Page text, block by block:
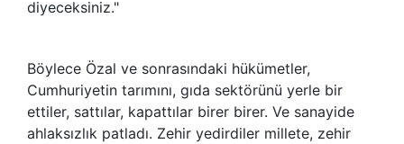
diyeceksiniz."
Böylece Özal ve sonrasındaki hükümetler,
Cumhuriyetin tarımını, gıda sektörünü yerle bir
ettiler, sattılar, kapattılar birer birer. Ve sanayide
ahlaksızlık patladı. Zehir yedirdiler millete, zehir